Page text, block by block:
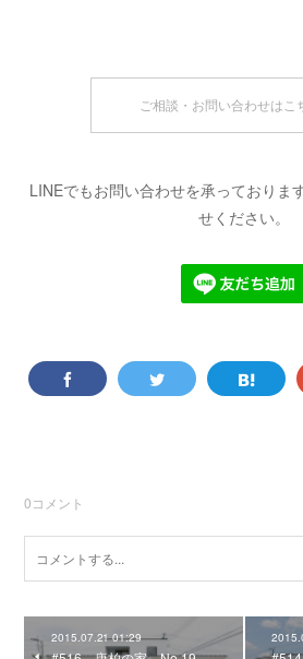
ご相談・お問い合わせはこ
LINEでもお問い合わせを承っておりま
せください。
0コメント
2015.07.21 01:29